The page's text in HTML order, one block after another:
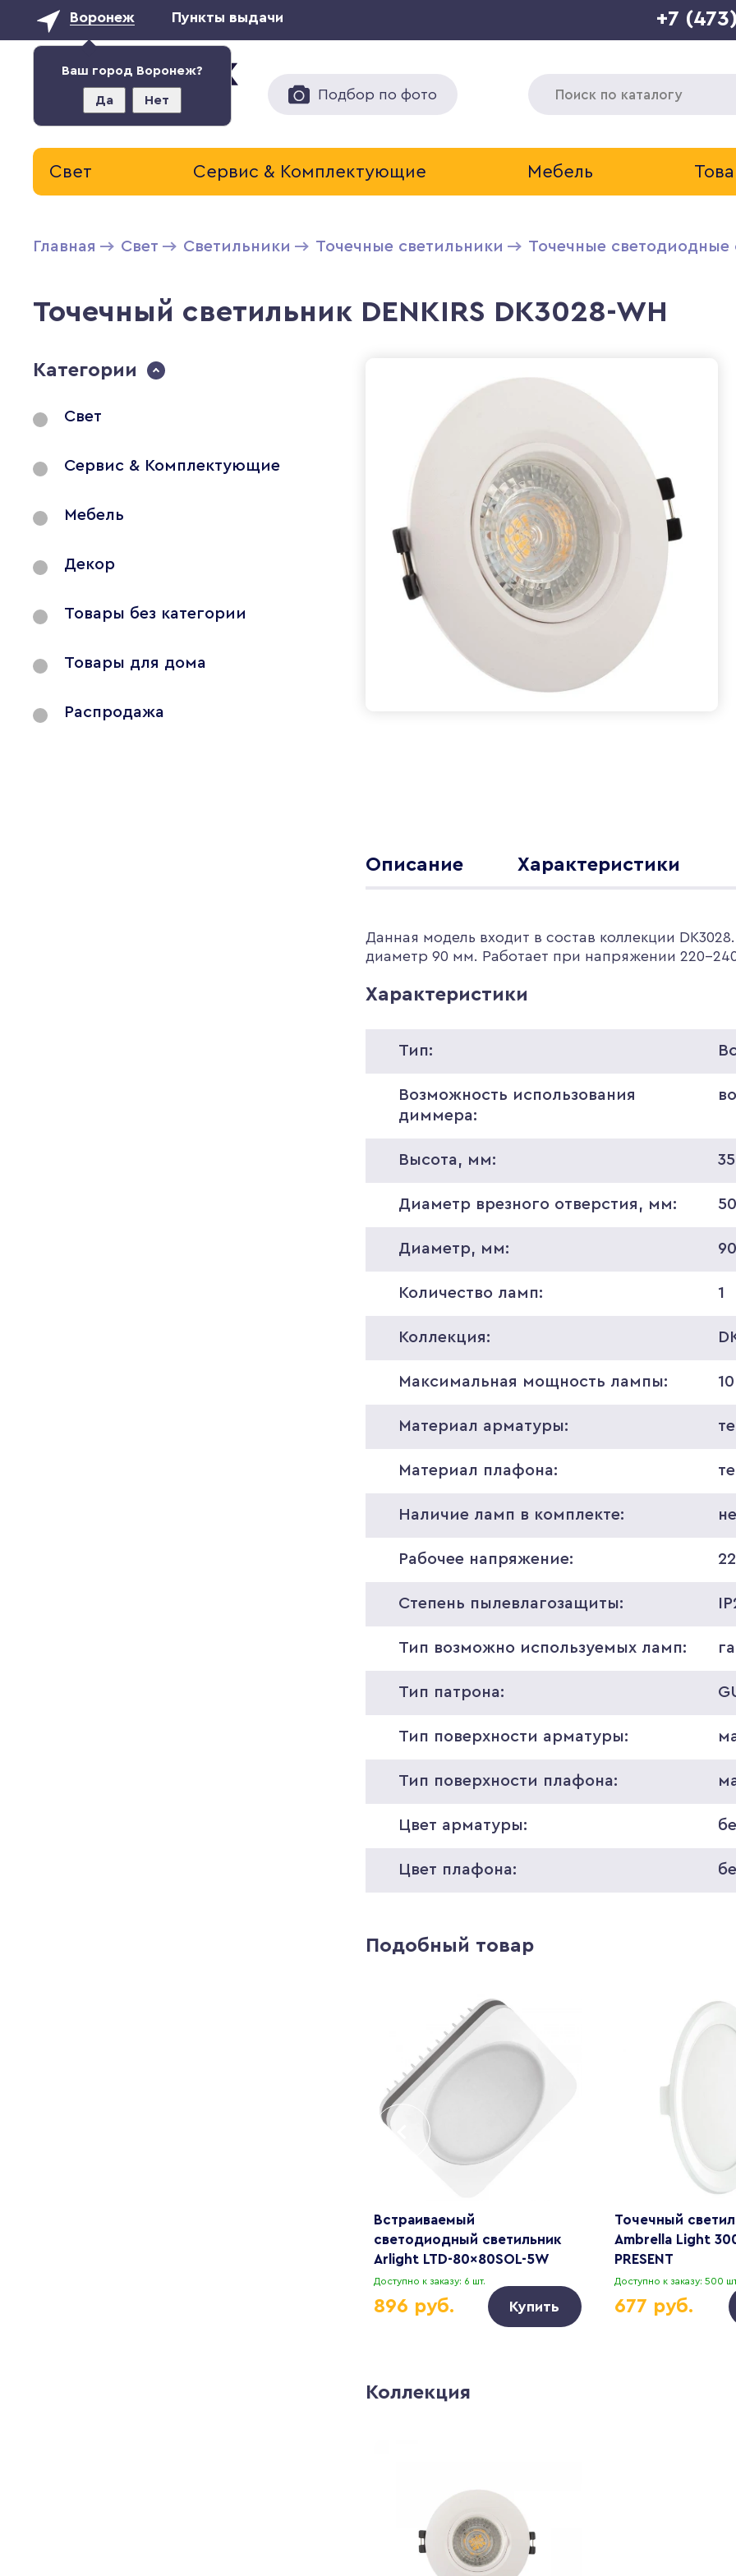
Воронеж
Ваш город Воронеж?
Да Нет
Пункты выдачи +7
Подбор по фото
Свет Сервис & Комплектующие Мебель
Главная Свет Светильники Точечные светильники Точечные светодиодные
Точечный светильник DENKIRS DK3028-WH
Категории
Свет
Сервис & Комплектующие
Мебель
Декор
Товары без категории
Товары для дома
Распродажа
Описание Характеристики
Данная модель входит в состав коллекции
диаметр 90 мм. Работает при напряжении 220-
Характеристики
Тип:
Возможность использования
диммера:
Высота, мм: 35
Диаметр врезного отверстия, мм:
Диаметр, мм:
Количество ламп: 1
Коллекция:
Максимальная мощность лампы:
Материал арматуры:
Материал плафона:
Наличие ламп в комплекте:
Рабочее напряжение:
Степень пылевлагозащиты:
Тип возможно используемых ламп:
Тип патрона:
Тип поверхности арматуры:
Тип поверхности плафона:
Цвет арматуры:
Цвет плафона:
Подобный товар
Встраиваемый
светодиодный светильник
Arlight LTD-80x80SOL-5W
Warm White 3000K 016962
Доступно к заказу: 6 шт.
896 руб. Купить
Точечный
Ambrella Light
PRESENT
Доступно к заказу: 500
677 руб.
Коллекция